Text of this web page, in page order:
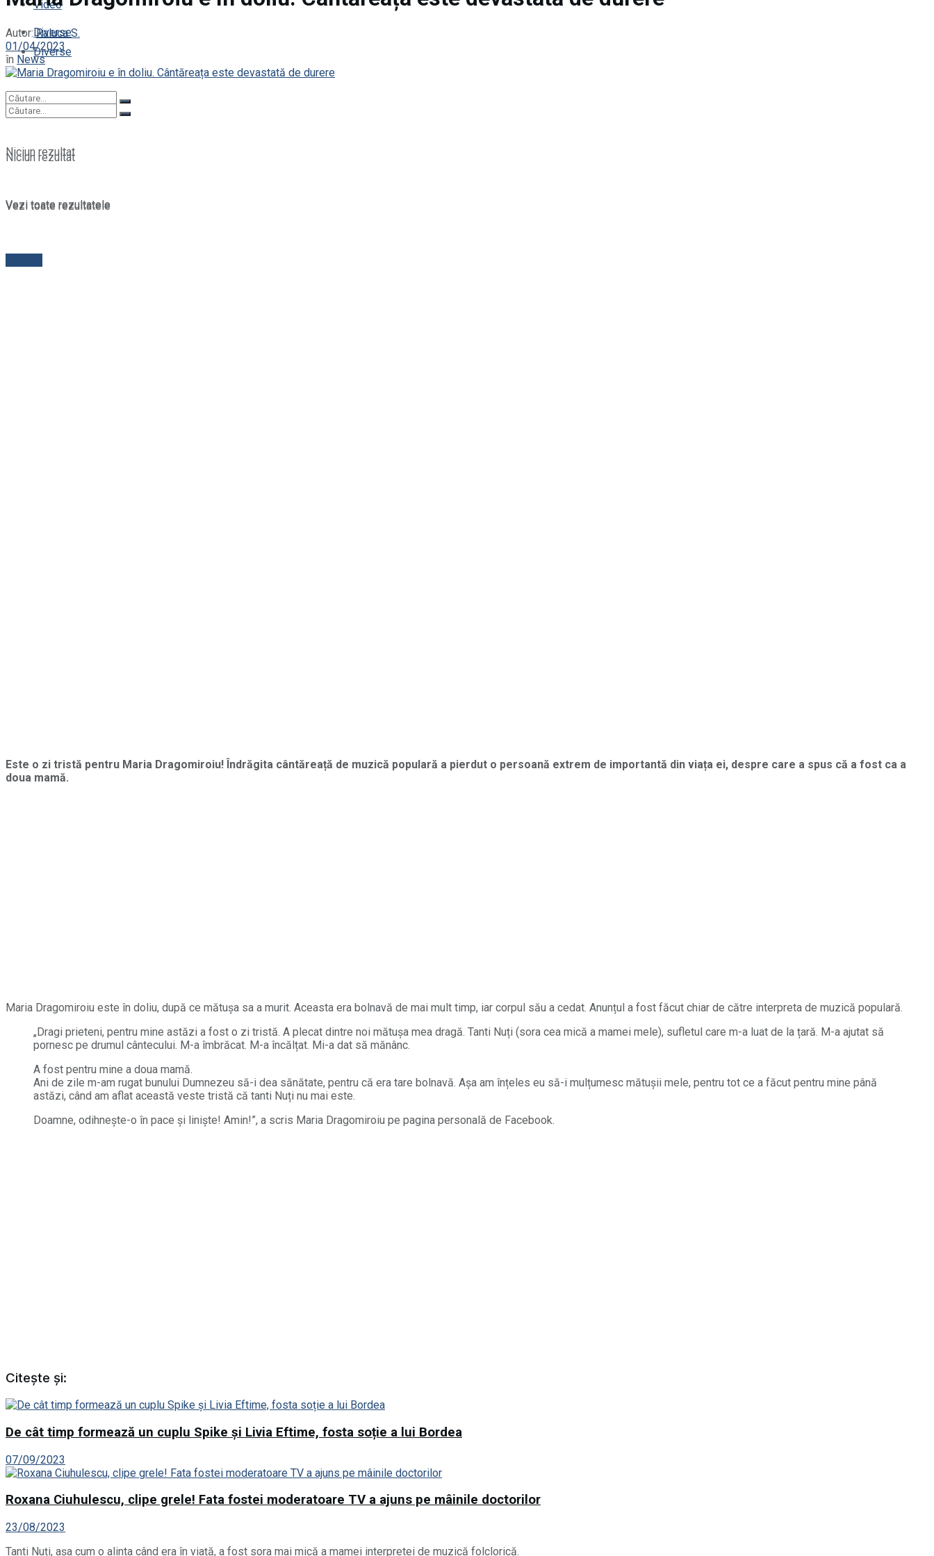
Diverse
Niciun rezultat
Vezi toate rezultatele
Video
Diverse
Niciun rezultat
Vezi toate rezultatele
Autor: Raluca S.
01/04/2023
în News
Este o zi tristă pentru Maria Dragomiroiu! Îndrăgita cântăreață de muzică populară a pierdut o persoană extrem de importantă din viața ei, despre care a spus că a fost ca a
doua mamă.
Maria Dragomiroiu este în doliu, după ce mătușa sa a murit. Aceasta era bolnavă de mai mult timp, iar corpul său a cedat. Anunțul a fost făcut chiar de către interpreta de muzică populară.
„Dragi prieteni, pentru mine astăzi a fost o zi tristă. A plecat dintre noi mătușa mea dragă. Tanti Nuți (sora cea mică a mamei mele), sufletul care m-a luat de la țară. M-a ajutat să
pornesc pe drumul cântecului. M-a îmbrăcat. M-a încălțat. Mi-a dat să mănânc.
A fost pentru mine a doua mamă.
Ani de zile m-am rugat bunului Dumnezeu să-i dea sănătate, pentru că era tare bolnavă. Așa am înțeles eu să-i mulțumesc mătușii mele, pentru tot ce a făcut pentru mine până
astăzi, când am aflat această veste tristă că tanti Nuți nu mai este.
Doamne, odihnește-o în pace și liniște! Amin!”, a scris Maria Dragomiroiu pe pagina personală de Facebook.
Citește și:
De cât timp formează un cuplu Spike și Livia Eftime, fosta soție a lui Bordea
07/09/2023
Roxana Ciuhulescu, clipe grele! Fata fostei moderatoare TV a ajuns pe mâinile doctorilor
23/08/2023
Tanti Nuți, așa cum o alinta când era în viață, a fost sora mai mică a mamei interpretei de muzică folclorică.